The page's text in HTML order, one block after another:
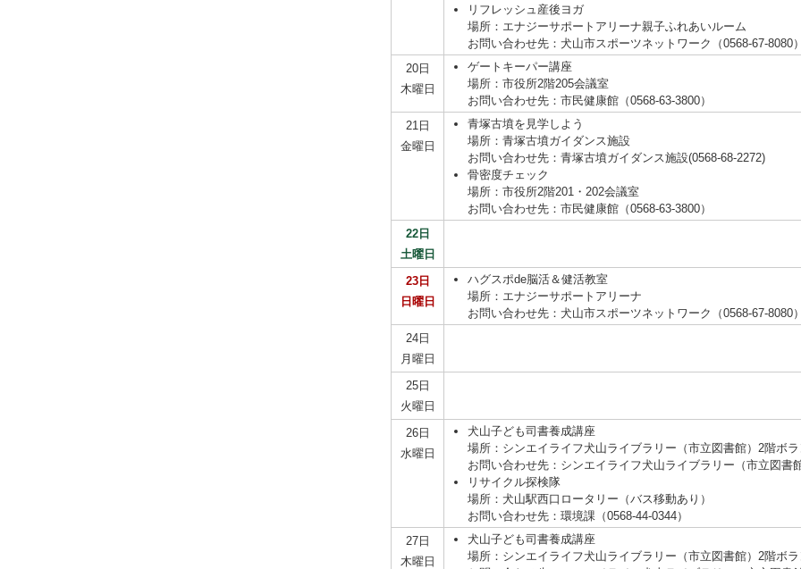
リフレッシュ産後ヨガ
場所：エナジーサポートアリーナ親子ふれあいルーム
お問い合わせ先：犬山市スポーツネットワーク（0568-67-8080
20日
木曜日
ゲートキーパー講座
場所：市役所2階205会議室
お問い合わせ先：市民健康館（0568-63-3800）
21日
金曜日
青塚古墳を見学しよう
場所：青塚古墳ガイダンス施設
お問い合わせ先：青塚古墳ガイダンス施設(0568-68-2272)
骨密度チェック
場所：市役所2階201・202会議室
お問い合わせ先：市民健康館（0568-63-3800）
22日
土曜日
23日
日曜日
ハグスポde脳活＆健活教室
場所：エナジーサポートアリーナ
お問い合わせ先：犬山市スポーツネットワーク（0568-67-8080
24日
月曜日
25日
火曜日
26日
水曜日
犬山子ども司書養成講座
場所：シンエイライフ犬山ライブラリー（市立図書館）2階ボ
お問い合わせ先：シンエイライフ犬山ライブラリー（市立図書
リサイクル探検隊
場所：犬山駅西口ロータリー（バス移動あり）
お問い合わせ先：環境課（0568-44-0344）
27日
木曜日
犬山子ども司書養成講座
場所：シンエイライフ犬山ライブラリー（市立図書館）2階ボ